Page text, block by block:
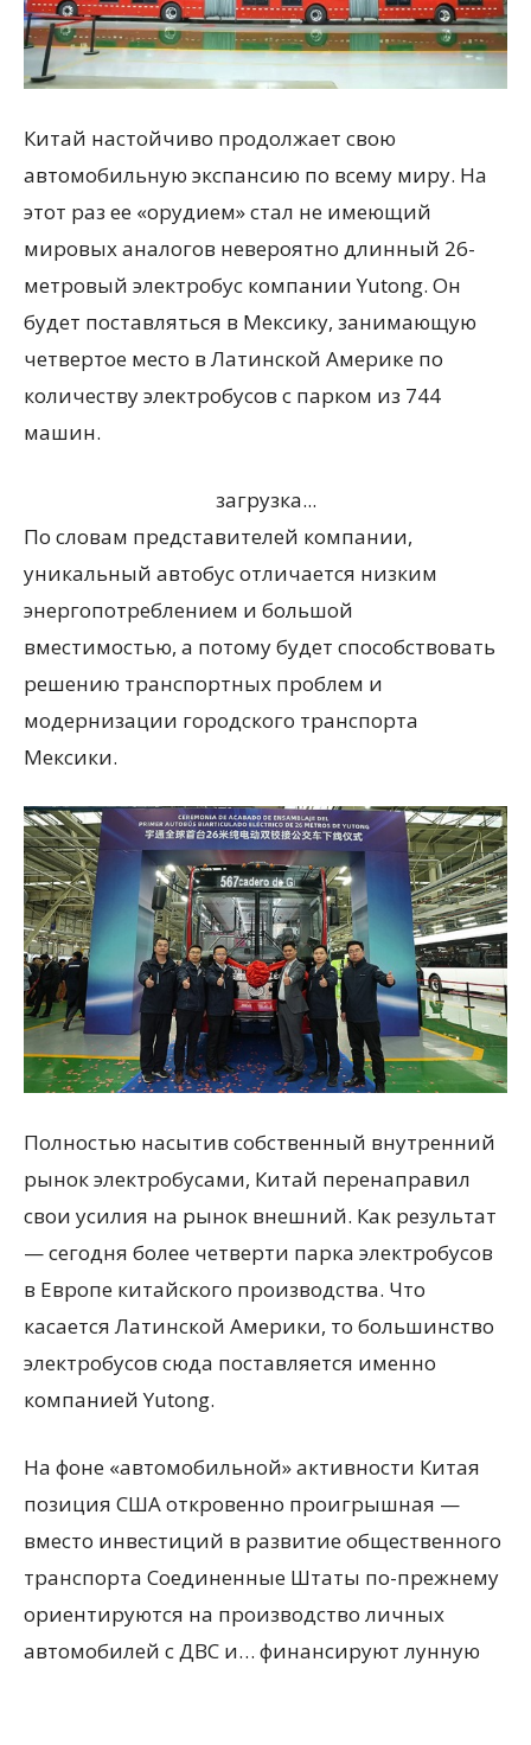
Китай настойчиво продолжает свою
автомобильную экспансию по всему миру. На
этот раз ее «орудием» стал не имеющий
мировых аналогов невероятно длинный 26-
метровый электробус компании Yutong. Он
будет поставляться в Мексику, занимающую
четвертое место в Латинской Америке по
количеству электробусов с парком из 744
машин.
загрузка...
По словам представителей компании,
уникальный автобус отличается низким
энергопотреблением и большой
вместимостью, а потому будет способствовать
решению транспортных проблем и
модернизации городского транспорта
Мексики.
Полностью насытив собственный внутренний
рынок электробусами, Китай перенаправил
свои усилия на рынок внешний. Как результат
— сегодня более четверти парка электробусов
в Европе китайского производства. Что
касается Латинской Америки, то большинство
электробусов сюда поставляется именно
компанией Yutong.
На фоне «автомобильной» активности Китая
позиция США откровенно проигрышная —
вместо инвестиций в развитие общественного
транспорта Соединенные Штаты по-прежнему
ориентируются на производство личных
автомобилей с ДВС и… финансируют лунную